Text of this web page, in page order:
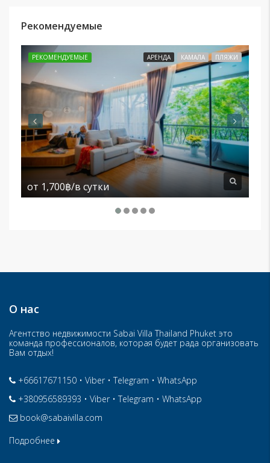
Рекомендуемые
РЕКОМЕНДУЕМЫЕ АРЕНДА КАМАЛА ПЛЯЖИ
от 1,700฿/в сутки
О нас
Агентство недвижимости Sabai Villa Thailand Phuket это
команда профессионалов, которая будет рада организовать
Вам отдых!
+66617671150 • Viber •Telegram • WhatsApp
+380956589393 • Viber •Telegram • WhatsApp
book@sabaivilla.com
Подробнее